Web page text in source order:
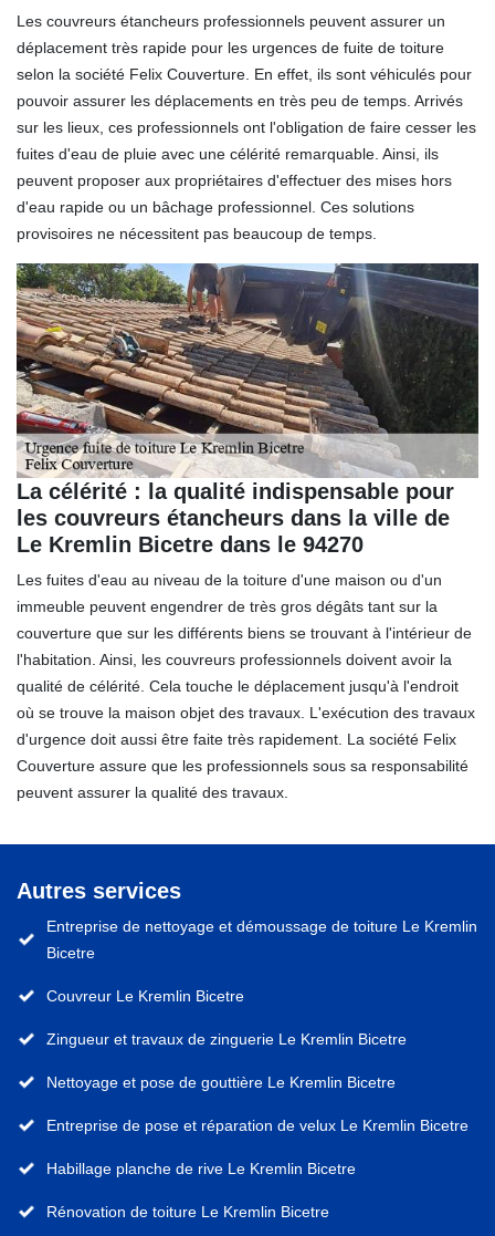
Les couvreurs étancheurs professionnels peuvent assurer un
déplacement très rapide pour les urgences de fuite de toiture
selon la société Felix Couverture. En effet, ils sont véhiculés pour
pouvoir assurer les déplacements en très peu de temps. Arrivés
sur les lieux, ces professionnels ont l'obligation de faire cesser les
fuites d'eau de pluie avec une célérité remarquable. Ainsi, ils
peuvent proposer aux propriétaires d'effectuer des mises hors
d'eau rapide ou un bâchage professionnel. Ces solutions
provisoires ne nécessitent pas beaucoup de temps.
La célérité : la qualité indispensable pour
les couvreurs étancheurs dans la ville de
Le Kremlin Bicetre dans le 94270
Les fuites d'eau au niveau de la toiture d'une maison ou d'un
immeuble peuvent engendrer de très gros dégâts tant sur la
couverture que sur les différents biens se trouvant à l'intérieur de
l'habitation. Ainsi, les couvreurs professionnels doivent avoir la
qualité de célérité. Cela touche le déplacement jusqu'à l'endroit
où se trouve la maison objet des travaux. L'exécution des travaux
d'urgence doit aussi être faite très rapidement. La société Felix
Couverture assure que les professionnels sous sa responsabilité
peuvent assurer la qualité des travaux.
Autres services
Entreprise de nettoyage et démoussage de toiture Le Kremlin
Bicetre
Couvreur Le Kremlin Bicetre
Zingueur et travaux de zinguerie Le Kremlin Bicetre
Nettoyage et pose de gouttière Le Kremlin Bicetre
Entreprise de pose et réparation de velux Le Kremlin Bicetre
Habillage planche de rive Le Kremlin Bicetre
Rénovation de toiture Le Kremlin Bicetre